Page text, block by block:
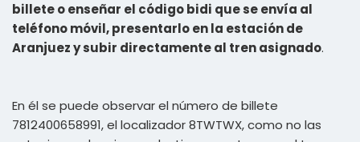
billete o enseñar el código bidi que se envía al
teléfono móvil, presentarlo en la estación de
Aranjuez y subir directamente al tren asignado.
En él se puede observar el número de billete
7812400658991, el localizador 8TWTWX, como no las